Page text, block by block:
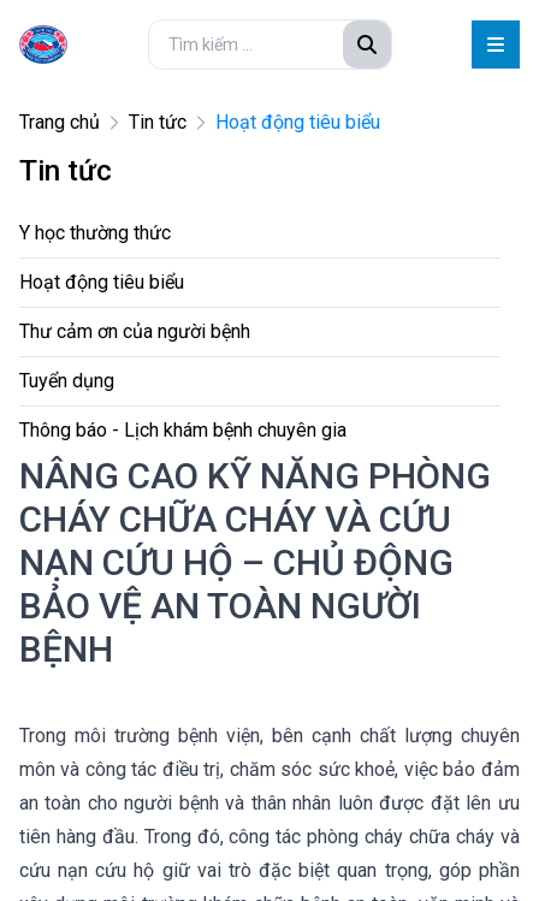
Trang chủ Tin tức Hoạt động tiêu biểu
Tin tức
Y học thường thức
Hoạt động tiêu biểu
Thư cảm ơn của người bệnh
Tuyển dụng
Thông báo - Lịch khám bệnh chuyên gia
NÂNG CAO KỸ NĂNG PHÒNG
CHÁY CHỮA CHÁY VÀ CỨU
NẠN CỨU HỘ – CHỦ ĐỘNG
BẢO VỆ AN TOÀN NGƯỜI
BỆNH
Trong môi trường bệnh viện, bên cạnh chất lượng chuyên
môn và công tác điều trị, chăm sóc sức khoẻ, việc bảo đảm
an toàn cho người bệnh và thân nhân luôn được đặt lên ưu
tiên hàng đầu. Trong đó, công tác phòng cháy chữa cháy và
cứu nạn cứu hộ giữ vai trò đặc biệt quan trọng, góp phần